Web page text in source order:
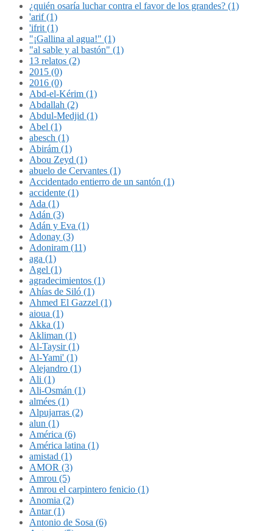
¿quién osaría luchar contra el favor de los grandes? (1)
'arif (1)
'ifrit (1)
"¡Gallina al agua!" (1)
"al sable y al bastón" (1)
13 relatos (2)
2015 (0)
2016 (0)
Abd-el-Kérim (1)
Abdallah (2)
Abdul-Medjid (1)
Abel (1)
abesch (1)
Abirám (1)
Abou Zeyd (1)
abuelo de Cervantes (1)
Accidentado entierro de un santón (1)
accidente (1)
Ada (1)
Adán (3)
Adán y Eva (1)
Adonay (3)
Adoniram (11)
aga (1)
Agel (1)
agradecimientos (1)
Ahías de Siló (1)
Ahmed El Gazzel (1)
aioua (1)
Akka (1)
Akliman (1)
Al-Taysir (1)
Al-Yami' (1)
Alejandro (1)
Ali (1)
Ali-Osmán (1)
almées (1)
Alpujarras (2)
alun (1)
América (6)
América latina (1)
amistad (1)
AMOR (3)
Amrou (5)
Amrou el carpintero fenicio (1)
Anomia (2)
Antar (1)
Antonio de Sosa (6)